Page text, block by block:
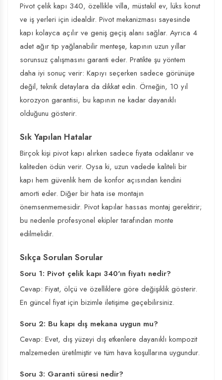
Pivot çelik kapı 340, özellikle villa, müstakil ev, lüks konut
ve iş yerleri için idealdir. Pivot mekanizması sayesinde
kapı kolayca açılır ve geniş geçiş alanı sağlar. Ayrıca 4
adet ağır tip yağlanabilir menteşe, kapının uzun yıllar
sorunsuz çalışmasını garanti eder. Pratikte şu yöntem
daha iyi sonuç verir: Kapıyı seçerken sadece görünüşe
değil, teknik detaylara da dikkat edin. Örneğin, 10 yıl
korozyon garantisi, bu kapının ne kadar dayanıklı
olduğunu gösterir.
Sık Yapılan Hatalar
Birçok kişi pivot kapı alırken sadece fiyata odaklanır ve
kaliteden ödün verir. Oysa ki, uzun vadede kaliteli bir
kapı hem güvenlik hem de konfor açısından kendini
amorti eder. Diğer bir hata ise montajın
önemsenmemesidir. Pivot kapılar hassas montaj gerektirir;
bu nedenle profesyonel ekipler tarafından monte
edilmelidir.
Sıkça Sorulan Sorular
Soru 1: Pivot çelik kapı 340'ın fiyatı nedir?
Cevap: Fiyat, ölçü ve özelliklere göre değişiklik gösterir.
En güncel fiyat için bizimle iletişime geçebilirsiniz.
Soru 2: Bu kapı dış mekana uygun mu?
Cevap: Evet, dış yüzeyi dış etkenlere dayanıklı kompozit
malzemeden üretilmiştir ve tüm hava koşullarına uygundur.
Soru 3: Garanti süresi nedir?